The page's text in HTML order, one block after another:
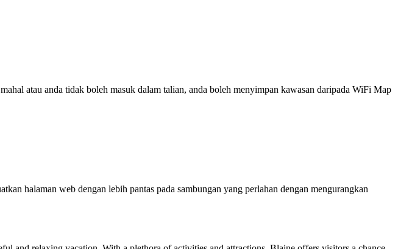
atau anda tidak boleh masuk dalam talian, anda boleh menyimpan kawasan daripada WiFi Map
halaman web dengan lebih pantas pada sambungan yang perlahan dengan mengurangkan